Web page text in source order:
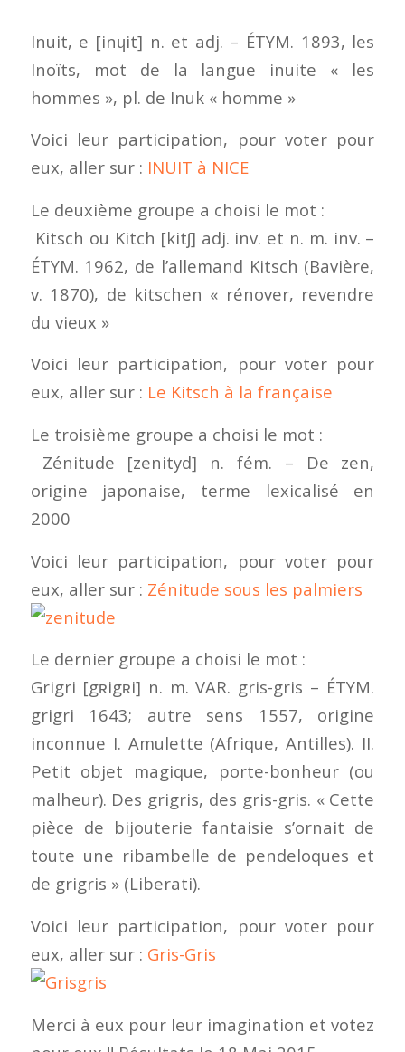
Inuit, e [inɥit] n. et adj. – ÉTYM. 1893, les
Inoïts, mot de la langue inuite « les
hommes », pl. de Inuk « homme »
Voici leur participation, pour voter pour
eux, aller sur : INUIT à NICE
Le deuxième groupe a choisi le mot :
Kitsch ou Kitch [kitʃ] adj. inv. et n. m. inv. –
ÉTYM. 1962, de l’allemand Kitsch (Bavière,
v. 1870), de kitschen « rénover, revendre
du vieux »
Voici leur participation, pour voter pour
eux, aller sur : Le Kitsch à la française
Le troisième groupe a choisi le mot :
Zénitude [zenityd] n. fém. – De zen,
origine japonaise, terme lexicalisé en
2000
Voici leur participation, pour voter pour
eux, aller sur : Zénitude sous les palmiers
Le dernier groupe a choisi le mot :
Grigri [gʀigʀi] n. m. VAR. gris-gris – ÉTYM.
grigri 1643; autre sens 1557, origine
inconnue I. Amulette (Afrique, Antilles). II.
Petit objet magique, porte-bonheur (ou
malheur). Des grigris, des gris-gris. « Cette
pièce de bijouterie fantaisie s’ornait de
toute une ribambelle de pendeloques et
de grigris » (Liberati).
Voici leur participation, pour voter pour
eux, aller sur : Gris-Gris
Merci à eux pour leur imagination et votez